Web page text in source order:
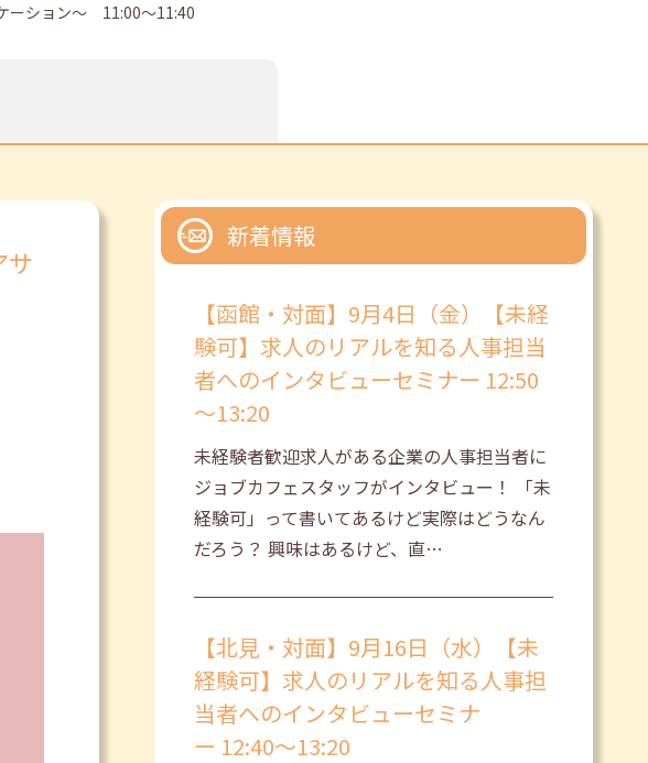
ーション～ 11:00～11:40
サ
新着情報
【函館・対面】9月4日（金）【未経
験可】求人のリアルを知る人事担当
者へのインタビューセミナー 12:50
～13:20
未経験者歓迎求人がある企業の人事担当者に
ジョブカフェスタッフがインタビュー！ 「未
経験可」って書いてあるけど実際はどうなん
だろう？ 興味はあるけど、直…
【北見・対面】9月16日（水）【未
経験可】求人のリアルを知る人事担
当者へのインタビューセミナ
ー 12:40～13:20